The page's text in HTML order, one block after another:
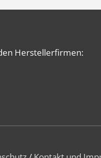
Herstellerfirmen: